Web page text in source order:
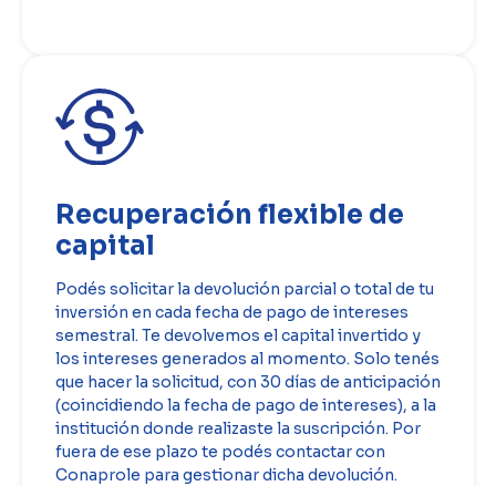
Recuperación flexible de
capital
Podés solicitar la devolución parcial o total de tu
inversión en cada fecha de pago de intereses
semestral. Te devolvemos el capital invertido y
los intereses generados al momento. Solo tenés
que hacer la solicitud, con 30 días de anticipación
(coincidiendo la fecha de pago de intereses), a la
institución donde realizaste la suscripción. Por
fuera de ese plazo te podés contactar con
Conaprole para gestionar dicha devolución.